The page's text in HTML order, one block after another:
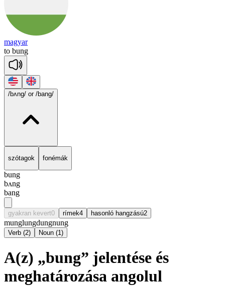
magyar
to bung
/bʌng/ or /bang/
szótagok fonémák
bung
bʌng
bang
gyakran kevert0 rímek4 hasonló hangzású2
munglungdungnung
Verb (2) Noun (1)
A(z) „bung” jelentése és
meghatározása angolul